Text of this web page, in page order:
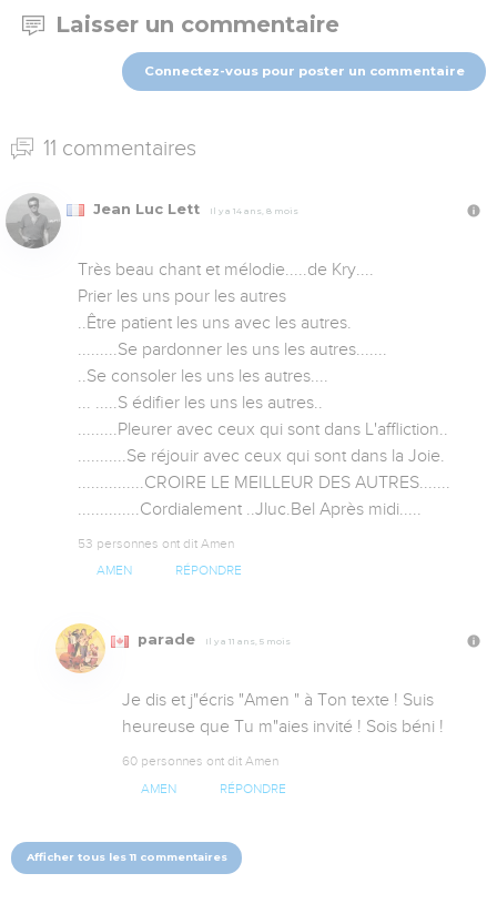
Laisser un commentaire
Connectez-vous pour poster un commentaire
11 commentaires
Jean Luc Lett Il y a 14 ans, 8 mois
Très beau chant et mélodie.....de Kry....
Prier les uns pour les autres
..Être patient les uns avec les autres.
.........Se pardonner les uns les autres.......
..Se consoler les uns les autres....
... .....S édifier les uns les autres..
.........Pleurer avec ceux qui sont dans L'affliction..
...........Se réjouir avec ceux qui sont dans la Joie.
...............CROIRE LE MEILLEUR DES AUTRES.......
..............Cordialement ..Jluc.Bel Après midi.....
53 personnes ont dit Amen
AMEN RÉPONDRE
parade Il y a 11 ans, 5 mois
Je dis et j"écris "Amen " à Ton texte ! Suis
heureuse que Tu m"aies invité ! Sois béni !
60 personnes ont dit Amen
AMEN RÉPONDRE
Afficher tous les 11 commentaires